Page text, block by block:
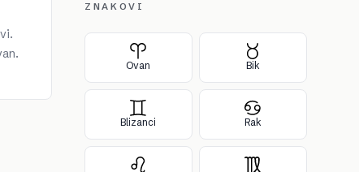
ZNAKOVI
Ovan Bik
Blizanci Rak